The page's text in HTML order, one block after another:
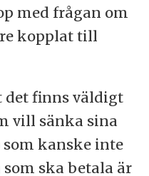
med frågan om
kopplat till
det finns väldigt
vill sänka sina
kanske inte
ska betala är